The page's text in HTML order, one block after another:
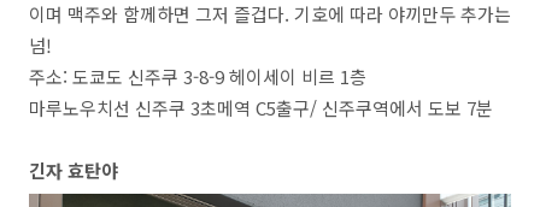
이며 맥주와 함께하면 그저 즐겁다. 기호에 따라 야끼만두 추가는
넘!
주소: 도쿄도 신주쿠 3-8-9헤이세이 비르 1층
마루노우치선 신주쿠 3초메역 C5출구/ 신주쿠역에서 도보 7분
긴자 효탄야